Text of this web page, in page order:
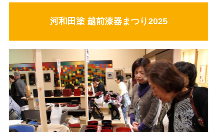
河和田塗 越前漆器まつり2025